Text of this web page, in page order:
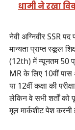
धामी ने रखा
नेवी अग्निवीर SSR
मान्यता प्राप्त स्कूल
(12th) में न्यूनतम 50
MR के लिए 10वीं पास
या 12वीं कक्षा की
लेकिन वे सभी शर्तों को
मूल मार्कशीट पेश करनी